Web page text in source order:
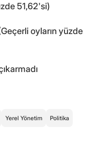
51,62'si)
oyların yüzde
Yerel Yönetim Politika